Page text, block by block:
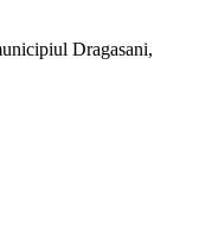
Dragasani,